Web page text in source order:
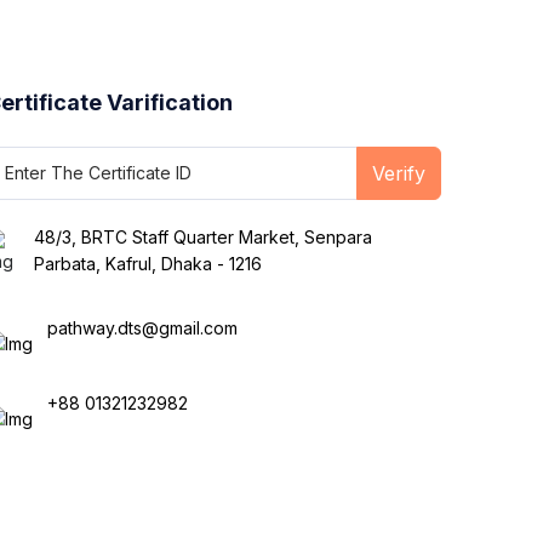
Varification
Verify
48/3, BRTC Staff Quarter Market, Senpara
Parbata, Kafrul, Dhaka - 1216
pathway.dts@gmail.com
+88 01321232982